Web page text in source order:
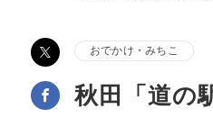
おでかけ・みちこ
秋田「道の